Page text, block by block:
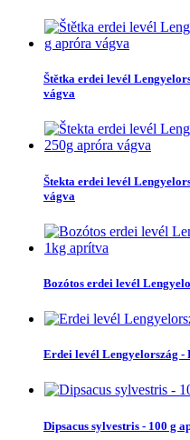
Štětka erdei levél
vágva
Štekta erdei levél
vágva
Bozótos erdei levél
Erdei levél Lengyelország -
Dipsacus sylvestris - 100 g